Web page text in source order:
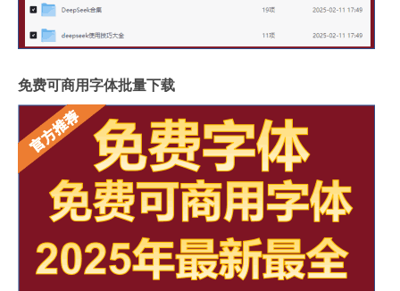
免费可商用字体批量下载